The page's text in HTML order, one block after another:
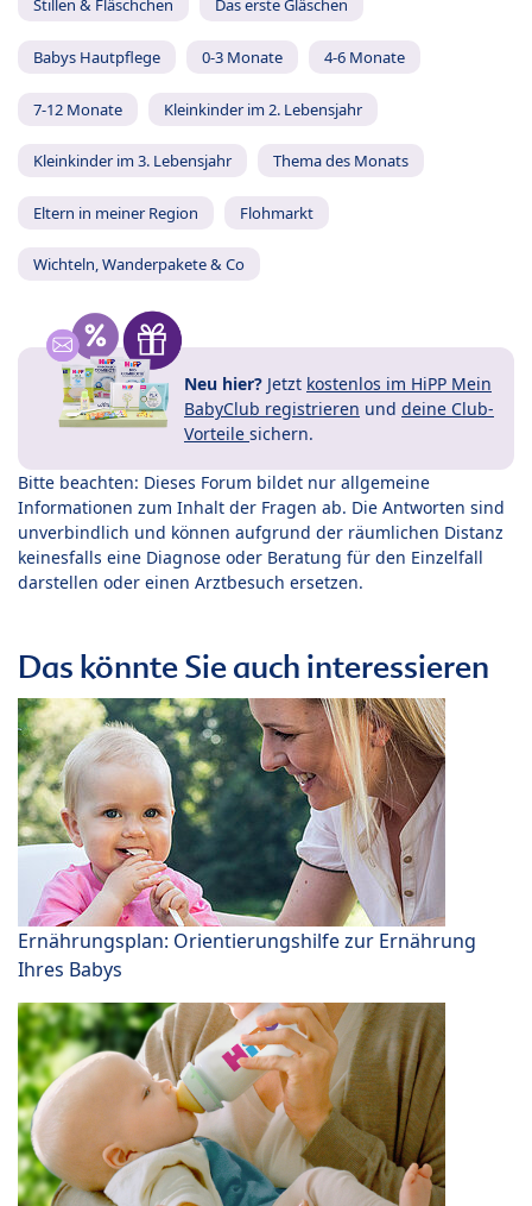
Stillen & Fläschchen Das erste Gläschen
Babys Hautpflege 0-3 Monate 4-6 Monate
7-12 Monate Kleinkinder im 2. Lebensjahr
Kleinkinder im 3. Lebensjahr Thema des Monats
Eltern in meiner Region Flohmarkt
Wichteln, Wanderpakete & Co
Neu hier? Jetzt kostenlos im HiPP Mein
BabyClub registrieren und deine Club-
Vorteile sichern.
Bitte beachten: Dieses Forum bildet nur allgemeine
Informationen zum Inhalt der Fragen ab. Die Antworten sind
unverbindlich und können aufgrund der räumlichen Distanz
keinesfalls eine Diagnose oder Beratung für den Einzelfall
darstellen oder einen Arztbesuch ersetzen.
Das könnte Sie auch interessieren
Ernährungsplan: Orientierungshilfe zur Ernährung
Ihres Babys